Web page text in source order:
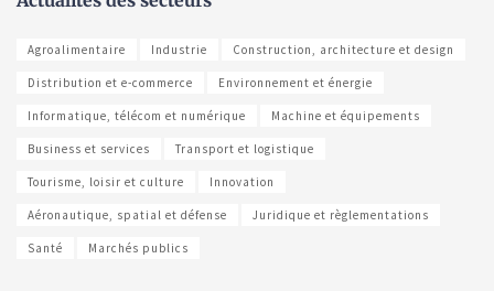
Agroalimentaire Industrie Construction, architecture et design
Distribution et e-commerce Environnement et énergie
Informatique, télécom et numérique Machine et équipements
Business et services Transport et logistique
Tourisme, loisir et culture Innovation
Aéronautique, spatial et défense Juridique et règlementations
Santé Marchés publics